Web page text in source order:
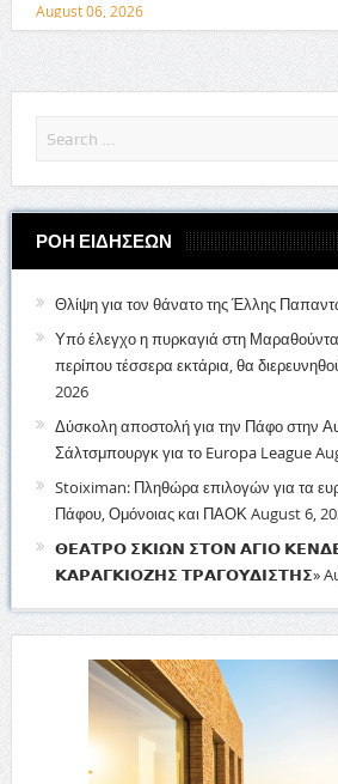
August 06, 2026
ΡΟΗ ΕΙΔΗΣΕΩΝ
Θλίψη για τον θάνατο της Έλλης
Υπό έλεγχο η πυρκαγιά στη
περίπου τέσσερα εκτάρια, θα
2026
Δύσκολη αποστολή για την Πάφο στην
Σάλτσμπουργκ για το Europa League
Stoiximan: Πληθώρα επιλογών για τα
Πάφου, Ομόνοιας και ΠΑΟΚAugust 6,
𝝝𝝚𝝖𝝩𝝦𝝤 𝝨𝝟𝝞𝝮𝝢 𝝨𝝩𝝤𝝢 𝝖𝝘𝝞𝝤
𝝟𝝖𝝦𝝖𝝘𝝟𝝞𝝤𝝛𝝜𝝨 𝝩𝝦𝝖𝝘𝝤𝝪𝝙𝝞𝝨𝝩𝝜𝝨»